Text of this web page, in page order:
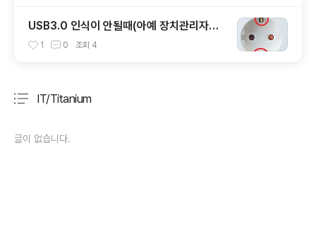
USB3.0 인식이 안될때(아예 장치관리자에
인식자체가 안될때)
1 0 조회 4
IT/Titanium
글이 없습니다.